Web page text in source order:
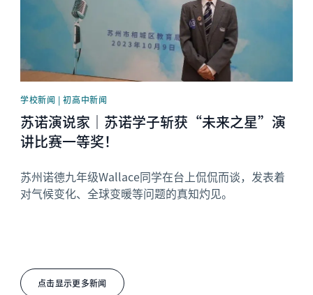
点击显示更多新闻
学校新闻 | 初高中新闻
苏诺演说家｜苏诺学子斩获“未来之星”演
讲比赛一等奖！
苏州诺德九年级Wallace同学在台上侃侃而谈，发表着
对气候变化、全球变暖等问题的真知灼见。